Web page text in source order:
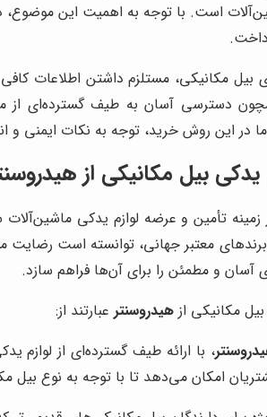
است. با توجه به اهمیت این موضوع،
بیل مکانیکی، مستلزم داشتن اطلاعات
دسترسی آسان به طیف گسترده‌ای از
در این روش خرید، توجه به نکات ایمنی و
یدکی بیل مکانیکی از
زمینه تأمین و عرضه لوازم یدکی
معتبر جهانی، توانسته است رضایت
آسان و مطمئن را برای آن‌ها فراهم سازد.
مکانیکی از هیدروسنتر عبارتند از:
، با ارائه طیف گسترده‌ای از لوازم
امکان می‌دهد تا با توجه به نوع بیل